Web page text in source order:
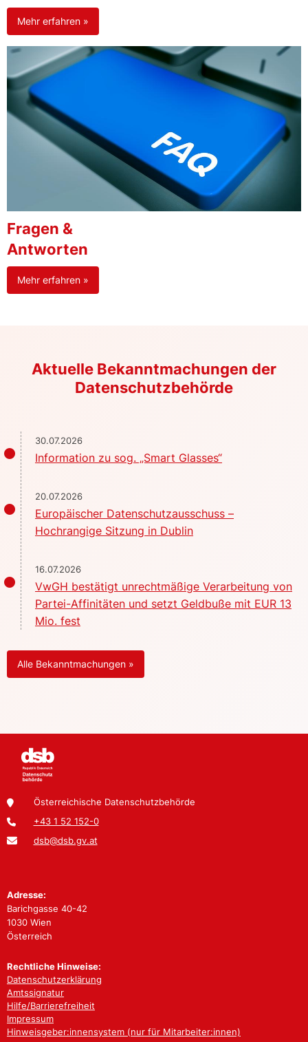
Mehr erfahren »
Fragen &
Antworten
Mehr erfahren »
Aktuelle Bekanntmachungen der
Datenschutzbehörde
30.07.2026
Information zu sog. „Smart Glasses“
20.07.2026
Europäischer Datenschutzausschuss –
Hochrangige Sitzung in Dublin
16.07.2026
VwGH bestätigt unrechtmäßige Verarbeitung von
Partei-Affinitäten und setzt Geldbuße mit EUR 13
Mio. fest
Alle Bekanntmachungen »
Österreichische Datenschutzbehörde
+43 1 52 152-0
dsb@dsb.gv.at
Adresse:
Barichgasse 40-42
1030 Wien
Österreich
Rechtliche Hinweise:
Datenschutzerklärung
Amtssignatur
Hilfe/Barrierefreiheit
Impressum
Hinweisgeber:innensystem (nur für Mitarbeiter:innen)